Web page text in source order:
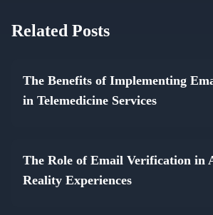
Related Posts
The Benefits of Implementing
in Telemedicine Services
The Role of Email Verification in
Reality Experiences